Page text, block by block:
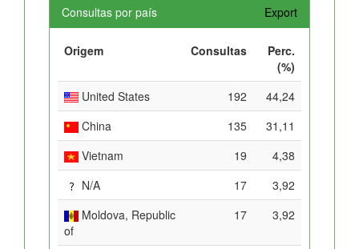
Consultas por país Export
Origem Consultas
Perc.
(%)
United States
192
44,24
China
135
31,11
Vietnam
19
4,38
N/A
17
3,92
Moldova, Republic
of
17 3,92